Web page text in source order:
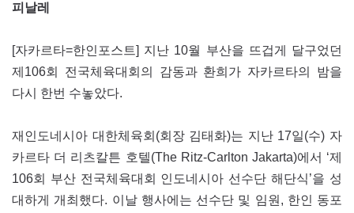
피날레
[자카르타=한인포스트] 지난 10월 부산을 뜨겁게 달구었던
제106회 전국체육대회의 감동과 환희가 자카르타의 밤을
다시 한번 수놓았다.
재인도네시아 대한체육회(회장 김태화)는 지난 17일(수) 자
카르타 더 리츠칼튼 호텔(The Ritz-Carlton Jakarta)에서 ‘제
106회 부산 전국체육대회 인도네시아 선수단 해단식’을 성
대하게 개최했다. 이날 행사에는 선수단 및 임원, 한인 동포